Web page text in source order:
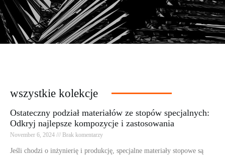
wszystkie kolekcje
Ostateczny podział materiałów ze stopów specjalnych:
Odkryj najlepsze kompozycje i zastosowania
November 6, 2024 Brak komentarzy
Jeśli chodzi o inżynierię i produkcję, specjalne materiały stopowe są